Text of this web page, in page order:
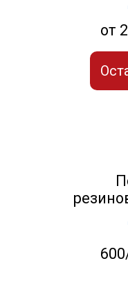
от